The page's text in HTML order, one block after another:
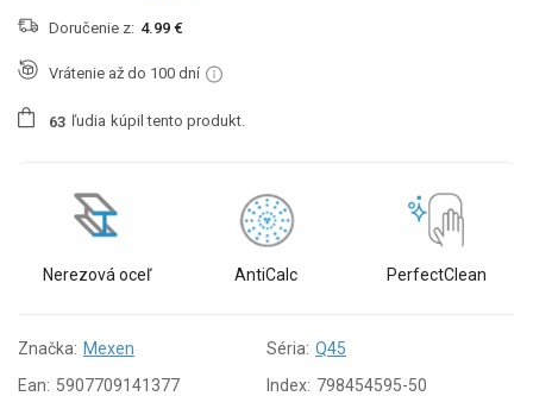
Doručenie z: 4.99 €
Vrátenie až do 100 dní
63 ľudia kúpil tento produkt.
Nerezová oceľ AntiCalc PerfectClean
Značka: Mexen Séria: Q45
Ean: 5907709141377 Index: 798454595-50